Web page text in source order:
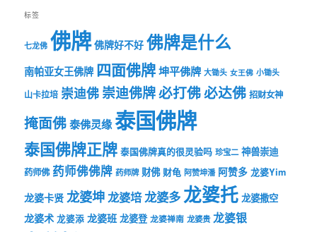
标签
七龙佛 佛牌 佛牌好不好 佛牌是什么
南帕亚女王佛牌 四面佛牌坤平佛牌 大锄头 女王佛 小锄头
山卡拉培 崇迪佛崇迪佛牌必打佛必达佛 招财女神
掩面佛泰佛灵缘泰国佛牌
泰国佛牌正牌 泰国佛牌真的很灵验吗 珍宝二 神兽崇迪
药师佛 药师佛佛牌 药师牌 财佛 财龟 阿赞坤潘 阿赞多 龙婆Yim
龙婆卡贤 龙婆坤龙婆培龙婆多龙婆托 龙婆撒空
龙婆术 龙婆添 龙婆班 龙婆登 龙婆禅南 龙婆贵 龙婆银